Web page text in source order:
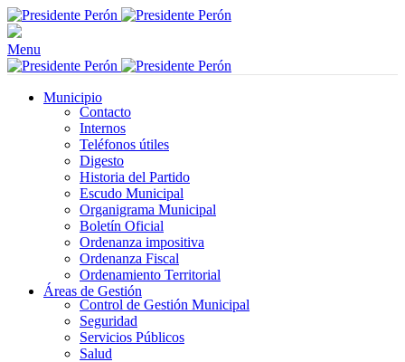
Menu
Municipio
Contacto
Internos
Teléfonos útiles
Digesto
Historia del Partido
Escudo Municipal
Organigrama Municipal
Boletín Oficial
Ordenanza impositiva
Ordenanza Fiscal
Ordenamiento Territorial
Áreas de Gestión
Control de Gestión Municipal
Seguridad
Servicios Públicos
Salud